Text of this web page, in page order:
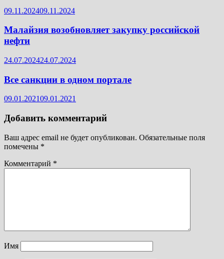
09.11.202409.11.2024
Малайзия возобновляет закупку российской
нефти
24.07.202424.07.2024
Все санкции в одном портале
09.01.202109.01.2021
Добавить комментарий
Ваш адрес email не будет опубликован. Обязательные поля
помечены *
Комментарий *
Имя